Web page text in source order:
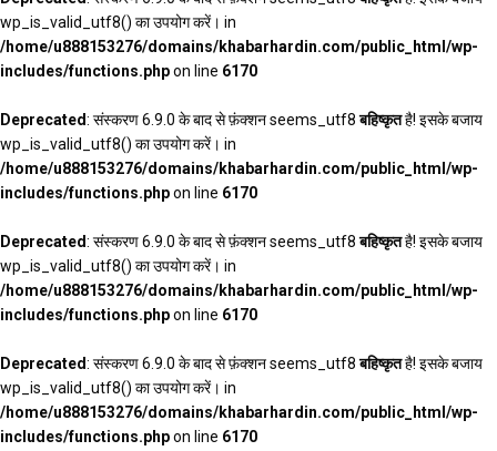
wp_is_valid_utf8() का उपयोग करें। in
/home/u888153276/domains/khabarhardin.com/public_html/wp-
includes/functions.phpon line 6170
Deprecated: संस्करण 6.9.0 के बाद से फ़ंक्शन seems_utf8बहिष्कृतहै! इसके बजाय
wp_is_valid_utf8() का उपयोग करें। in
/home/u888153276/domains/khabarhardin.com/public_html/wp-
includes/functions.phpon line 6170
Deprecated: संस्करण 6.9.0 के बाद से फ़ंक्शन seems_utf8बहिष्कृतहै! इसके बजाय
wp_is_valid_utf8() का उपयोग करें। in
/home/u888153276/domains/khabarhardin.com/public_html/wp-
includes/functions.phpon line 6170
Deprecated: संस्करण 6.9.0 के बाद से फ़ंक्शन seems_utf8बहिष्कृतहै! इसके बजाय
wp_is_valid_utf8() का उपयोग करें। in
/home/u888153276/domains/khabarhardin.com/public_html/wp-
includes/functions.phpon line 6170